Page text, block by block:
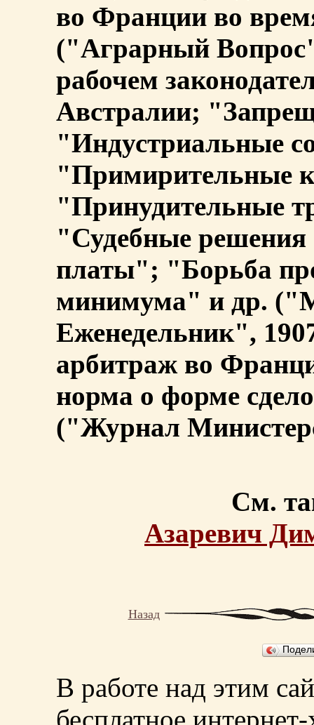
во Франции во
("Аграрный
рабочем
Австралии;
"Индустриальные
"Примирительные
"Принудительные
"Судебные решения
платы"; "Борьба
минимума" и др.
Еженедельник",
арбитраж во
норма о форме
("Журнал
См.
Азаревич
Назад
В работе над этим